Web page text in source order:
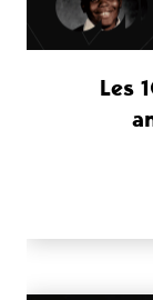
Les